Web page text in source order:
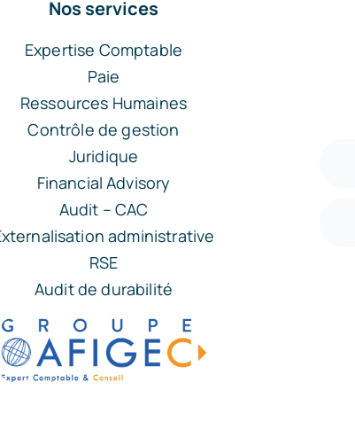
Nos services
Expertise Comptable
Paie
Ressources Humaines
Contrôle de gestion
Juridique
Financial Advisory
Audit – CAC
administrative
RSE
Audit de durabilité